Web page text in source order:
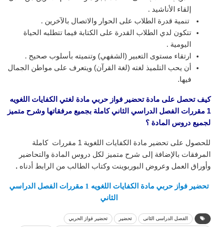
إلقاء الأناشيد .
تنمية قدرة الطلاب على الحوار والاتصال بالآخرين .
تتكون لدي الطلاب القدرة على الكتابة فيما تتطلبه الحياة
اليومية .
ارتقاء مستوى التعبير (الشفهي) وتنميته بأسلوب صحيح .
أن يحب التلميذ لغته (لغة القرآن) ويتعرف على مواطن الجمال
فيها.
كيف تحصل على مادة تحضير فواز حربي مادة لغتي الكفايات اللغويه
1 مقررات الفصل الدراسي الثاني
كاملة بجميع مرفقاتها وشرح متميز
لجميع دروس المادة ؟
للحصول على تحضير مادة الكفايات اللغوية 1 مقررات كاملة
المرفقات بالإضافة إلى شرح متميز لكل دروس المادة والتحاضير
وأوراق العمل وعروض البوربوينت وكتاب الطالب من الرابط أدناه .
تحضير فواز حربي مادة الكفايات اللغويه 1 مقررات الفصل الدراسي
الثاني
الفصل الدراسى الثانى تحضير تحضير فواز الحربي